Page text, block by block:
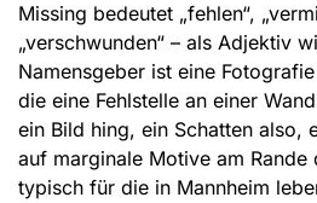
Missing bedeutet „fehlen“,
„verschwunden“ – als Adjektiv
Namensgeber ist eine
die eine Fehlstelle an einer
ein Bild hing, ein Schatten also,
auf marginale Motive am Rande
typisch für die in Mannheim